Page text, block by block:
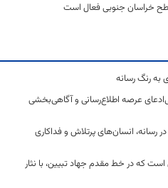
به رنگ رسانه
عرصه اطلاع‌رسانی و آگاهی‌بخشی
رسانه، انسان‌های پرتلاش و فداکاری
که در خط مقدم جهاد تبیین، با نثار